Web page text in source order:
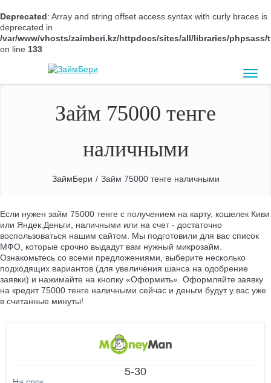
Deprecated: Array and string offset access syntax with curly braces is
deprecated in
/var/www/vhosts/zaimberi.kz/httpdocs/sites/all/libraries/phpsass/
on line 133
Займ 75000 тенге
наличными
ЗаймБери / Займ 75000 тенге наличными
Если нужен займ 75000 тенге с получением на карту, кошелек Киви
или Яндек.Деньги, наличными или на счет - достаточно
воспользоваться нашим сайтом. Мы подготовили для вас список
МФО, которые срочно выдадут вам нужный микрозайм.
Ознакомьтесь со всеми предложениями, выберите несколько
подходящих вариантов (для увеличения шанса на одобрение
заявки) и нажимайте на кнопку «Оформить». Оформляйте заявку
на кредит 75000 тенге наличными сейчас и деньги будут у вас уже
в считанные минуты!
5-30